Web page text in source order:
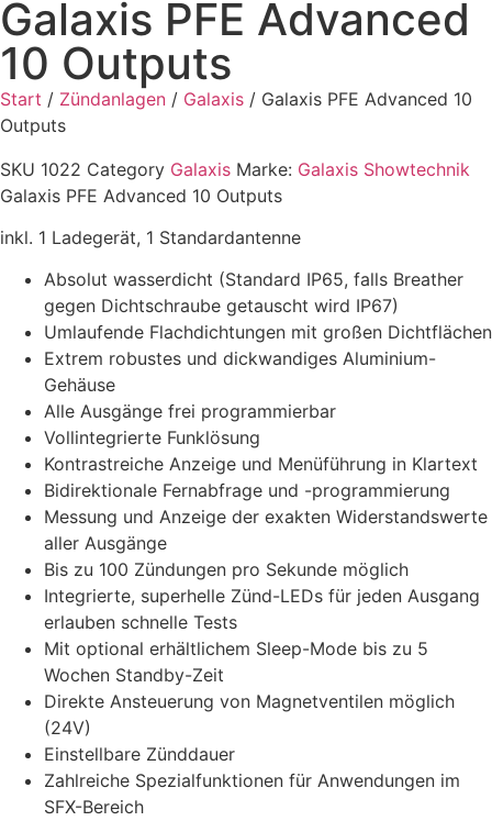
Galaxis PFE Advanced
10 Outputs
Start / Zündanlagen / Galaxis / Galaxis PFE Advanced 10
Outputs
SKU 1022 Category Galaxis Marke: Galaxis Showtechnik
Galaxis PFE Advanced 10 Outputs
inkl. 1 Ladegerät, 1 Standardantenne
Absolut wasserdicht (Standard IP65, falls Breather
gegen Dichtschraube getauscht wird IP67)
Umlaufende Flachdichtungen mit großen Dichtflächen
Extrem robustes und dickwandiges Aluminium-
Gehäuse
Alle Ausgänge frei programmierbar
Vollintegrierte Funklösung
Kontrastreiche Anzeige und Menüführung in Klartext
Bidirektionale Fernabfrage und -programmierung
Messung und Anzeige der exakten Widerstandswerte
aller Ausgänge
Bis zu 100 Zündungen pro Sekunde möglich
Integrierte, superhelle Zünd-LEDs für jeden Ausgang
erlauben schnelle Tests
Mit optional erhältlichem Sleep-Mode bis zu 5
Wochen Standby-Zeit
Direkte Ansteuerung von Magnetventilen möglich
(24V)
Einstellbare Zünddauer
Zahlreiche Spezialfunktionen für Anwendungen im
SFX-Bereich